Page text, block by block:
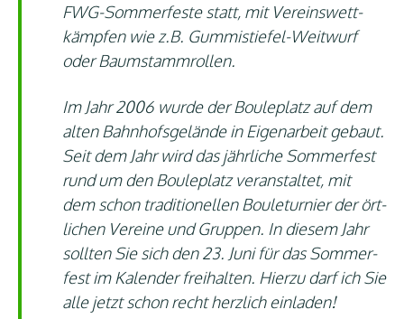
FWG-Som­mer­fes­te statt, mit Ver­eins­wett­
kämp­fen wie z.B. Gum­mi­stie­fel-Weit­wurf
oder Baumstammrollen.
Im Jahr 2006 wur­de der Boule­platz auf dem
alten Bahn­hofs­ge­län­de in Eigen­ar­beit gebaut.
Seit dem Jahr wird das jähr­li­che Som­mer­fest
rund um den Boule­platz ver­an­stal­tet, mit
dem schon tra­di­tio­nel­len Bou­letur­nier der ört­
li­chen Ver­ei­ne und Grup­pen. In die­sem Jahr
soll­ten Sie sich den 23. Juni für das Som­mer­
fest im Kalen­der frei­hal­ten. Hier­zu darf ich Sie
alle jetzt schon recht herz­lich einladen!